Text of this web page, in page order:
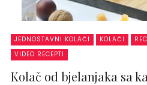
JEDNOSTAVNI KOLAČI KOLAČI
VIDEO RECEPTI
Kolač od bjelanjaka sa